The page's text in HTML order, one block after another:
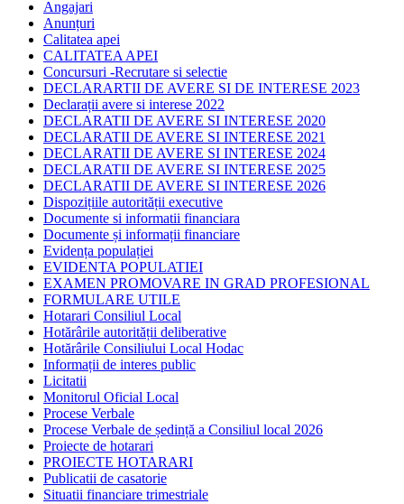
Angajari
Anunțuri
Calitatea apei
CALITATEA APEI
Concursuri -Recrutare si selectie
DECLARARTII DE AVERE SI DE INTERESE 2023
Declarații avere si interese 2022
DECLARATII DE AVERE SI INTERESE 2020
DECLARATII DE AVERE SI INTERESE 2021
DECLARATII DE AVERE SI INTERESE 2024
DECLARATII DE AVERE SI INTERESE 2025
DECLARATII DE AVERE SI INTERESE 2026
Dispozițiile autorității executive
Documente si informatii financiara
Documente și informații financiare
Evidența populației
EVIDENTA POPULATIEI
EXAMEN PROMOVARE IN GRAD PROFESIONAL
FORMULARE UTILE
Hotarari Consiliul Local
Hotărârile autorității deliberative
Hotărârile Consiliului Local Hodac
Informații de interes public
Licitatii
Monitorul Oficial Local
Procese Verbale
Procese Verbale de ședință a Consiliul local 2026
Proiecte de hotarari
PROIECTE HOTARARI
Publicatii de casatorie
Situatii financiare trimestriale